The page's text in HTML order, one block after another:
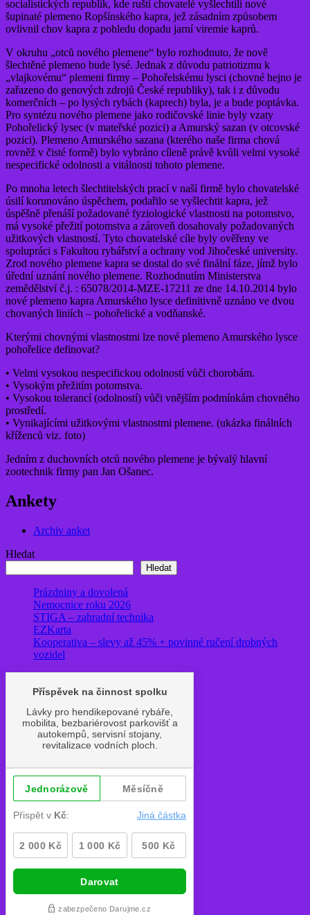
socialistických republik, kde ruští chovatelé vyšlechtili nové
šupinaté plemeno Ropšínského kapra, jež zásadním způsobem
ovlivnil chov kapra z pohledu dopadu jarní viremie kaprů.
V okruhu „otců nového plemene“ bylo rozhodnuto, že nově
šlechtěné plemeno bude lysé. Jednak z důvodu patriotizmu k
„vlajkovému“ plemeni firmy – Pohořelskému lysci (chovné hejno je
zařazeno do genových zdrojů České republiky), tak i z důvodu
komerčních – po lysých rybách (kaprech) byla, je a bude poptávka.
Pro syntézu nového plemene jako rodičovské linie byly vzaty
Pohořelický lysec (v mateřské pozici) a Amurský sazan (v otcovské
pozici). Plemeno Amurského sazana (kterého naše firma chová
rovněž v čisté formě) bylo vybráno cíleně právě kvůli velmi vysoké
nespecifické odolnosti a vitálnosti tohoto plemene.
Po mnoha letech šlechtitelských prací v naší firmě bylo chovatelské
úsilí korunováno úspěchem, podařilo se vyšlechtit kapra, jež
úspěšně přenáší požadované fyziologické vlastnosti na potomstvo,
má vysoké přežití potomstva a zároveň dosahovaly požadovaných
užitkových vlastností. Tyto chovatelské cíle byly ověřeny ve
spolupráci s Fakultou rybářství a ochrany vod Jihočeské university.
Zrod nového plemene kapra se dostal do své finální fáze, jímž bylo
úřední uznání nového plemene. Rozhodnutím Ministerstva
zemědělství č.j. : 65078/2014-MZE-17211 ze dne 14.10.2014 bylo
nové plemeno kapra Amurského lysce definitivně uznáno ve dvou
chovaných liniích – pohořelické a vodňanské.
Kterými chovnými vlastnostmi lze nové plemeno Amurského lysce
pohořelice definovat?
• Velmi vysokou nespecifickou odolností vůči chorobám.
• Vysokým přežitím potomstva.
• Vysokou tolerancí (odolností) vůči vnějším podmínkám chovného
prostředí.
• Vynikajícími užitkovými vlastnostmi plemene. (ukázka finálních
kříženců viz. foto)
Jedním z duchovních otců nového plemene je bývalý hlavní
zootechnik firmy pan Jan Ošanec.
Ankety
Archiv anket
Hledat
Hledat
Prázdniny a dovolená
Nemocnice roku 2026
STIGA – zahradní technika
EZKarta
Kooperativa – slevy až 45% + povinné ručení drobných
vozidel